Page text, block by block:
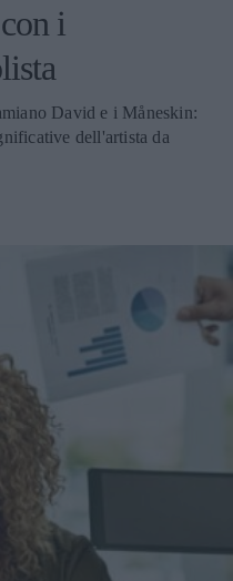
i
David e i Måneskin:
dell'artista da